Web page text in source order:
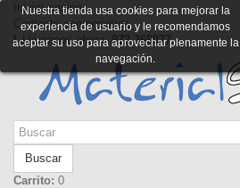
Iniciar sesión
Contacte con nosotros
Llámanos ahora: 972 369077
Buscar
Carrito: 0
Nuestra tienda usa cookies para mejorar la
experiencia de usuario y le recomendamos
aceptar su uso para aprovechar plenamente la
navegación.